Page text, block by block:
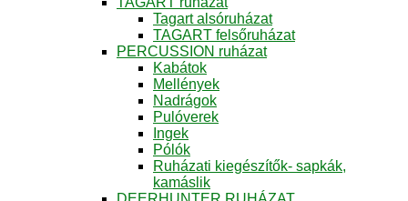
Tagart alsóruházat
TAGART felsőruházat
PERCUSSION ruházat
Kabátok
Mellények
Nadrágok
Pulóverek
Ingek
Pólók
Ruházati kiegészítők- sapkák,
kamáslik